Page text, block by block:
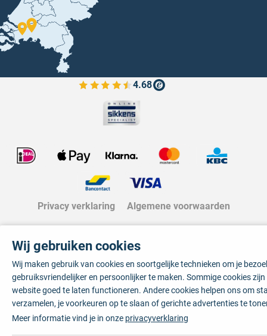
4.68
Bekijk de verfplaza beoordelingen
Privacy verklaring Algemene voorwaarden
Wij gebruiken cookies
Wij maken gebruik van cookies en soortgelijke technieken om je
gebruiksvriendelijker en persoonlijker te maken. Sommige cookies
website goed te laten functioneren. Andere cookies helpen ons om
verzamelen, je voorkeuren op te slaan of gerichte advertenties te
Meer informatie vind je in onze privacyverklaring